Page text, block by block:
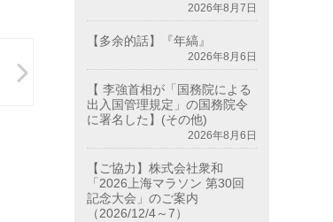
2026年8月7日
【多余的話】『年縞』
2026年8月6日
【 李強首相が「国務院による
出入国管理規定」の国務院令
に署名した】(その他)
2026年8月6日
【ご協力】株式会社衆和
「2026上海マラソン 第30回
記念大会」のご案内
（2026/12/4～7）